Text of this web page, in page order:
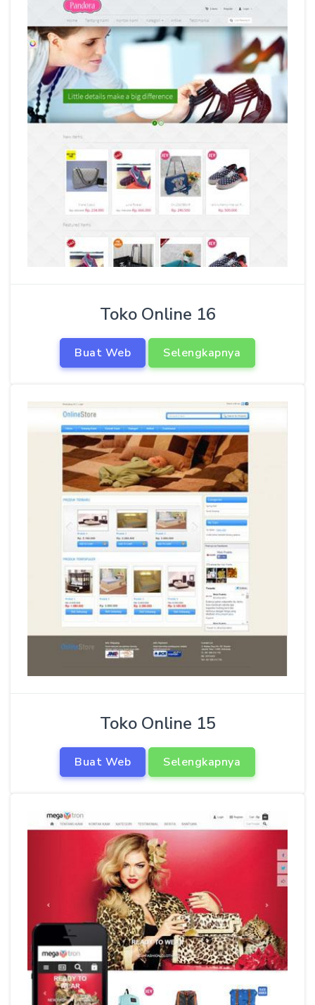
Toko Online 16
Buat Web Selengkapnya
Toko Online 15
Buat Web Selengkapnya